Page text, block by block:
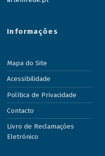
Informações
Mapa do Site
Acessibilidade
Política de Privacidade
Contacto
Livro de Reclamações
Eletrónico